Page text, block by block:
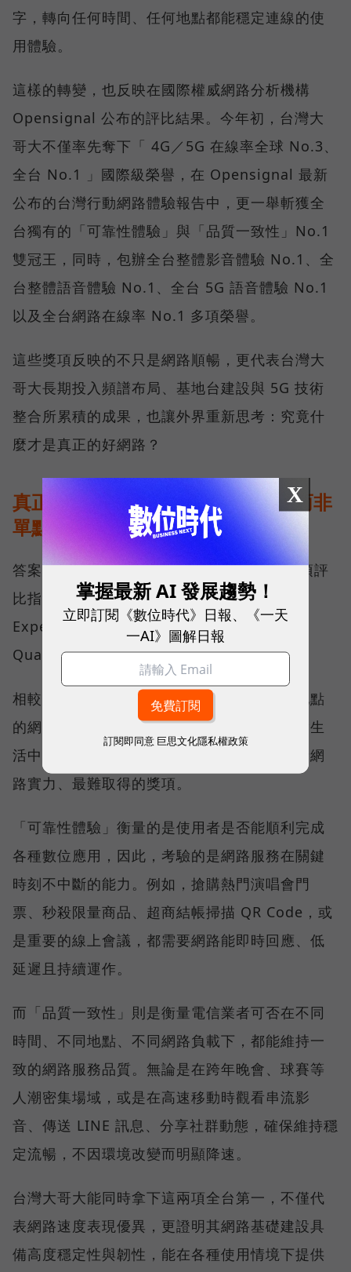
字，轉向任何時間、任何地點都能穩定連線的使
用體驗。
這樣的轉變，也反映在國際權威網路分析機構
Opensignal 公布的評比結果。今年初，台灣大
哥大不僅率先奪下「 4G／5G 在線率全球 No.3、
全台 No.1 」國際級榮譽，在 Opensignal 最新
公布的台灣行動網路體驗報告中，更一舉斬獲全
台獨有的「可靠性體驗」與「品質一致性」No.1
雙冠王，同時，包辦全台整體影音體驗 No.1、全
台整體語音體驗 No.1、全台 5G 語音體驗 No.1
以及全台網路在線率 No.1 多項榮譽。
這些獎項反映的不只是網路順暢，更代表台灣大
哥大長期投入頻譜布局、基地台建設與 5G 技術
整合所累積的成果，也讓外界重新思考：究竟什
麼才是真正的好網路？
真正的好網路，比的是長期穩定、而非
單點測速
答案，就藏在 Opensignal 最具代表性的兩項評
比指標──可靠性體驗（Reliability
Experience）與品質一致性（Consistent
Quality）。
相較於傳統下載速度只反映單一時間、單一地點
的網路表現，這兩項指標更重視使用者在真實生
活中的整體體驗，因此也是最能反映電信業者網
路實力、最難取得的獎項。
「可靠性體驗」衡量的是使用者是否能順利完成
各種數位應用，因此，考驗的是網路服務在關鍵
時刻不中斷的能力。例如，搶購熱門演唱會門
票、秒殺限量商品、超商結帳掃描 QR Code，或
是重要的線上會議，都需要網路能即時回應、低
延遲且持續運作。
而「品質一致性」則是衡量電信業者可否在不同
時間、不同地點、不同網路負載下，都能維持一
致的網路服務品質。無論是在跨年晚會、球賽等
人潮密集場域，或是在高速移動時觀看串流影
音、傳送 LINE 訊息、分享社群動態，確保維持穩
定流暢，不因環境改變而明顯降速。
台灣大哥大能同時拿下這兩項全台第一，不僅代
表網路速度表現優異，更證明其網路基礎建設具
備高度穩定性與韌性，能在各種使用情境下提供
X
掌握最新 AI 發展趨勢！
立即訂閱《數位時代》日報、《一天
一AI》圖解日報
訂閱即同意 巨思文化隱私權政策